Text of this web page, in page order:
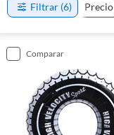
Filtrar (6) Precio
comparar